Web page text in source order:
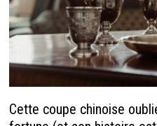
Cette coupe chinoise